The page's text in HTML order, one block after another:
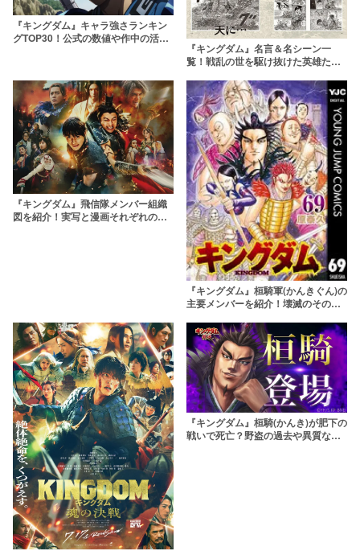
『キングダム』キャラ強さランキン
グTOP30！公式の数値や作中の活躍
『キングダム』名言＆名シーン一
覧！戦乱の世を駆け抜けた英雄たち
『キングダム』飛信隊メンバー組織
図を紹介！実写と漫画それぞれの相
『キングダム』桓騎軍(かんきぐん)の
主要メンバーを紹介！壊滅のその後
『キングダム』桓騎(かんき)が肥下の
戦いで死亡？野盗の過去や異質な強